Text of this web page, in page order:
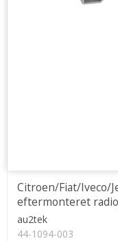
Citroen/Fiat/Iveco/
eftermonteret
au2tek
44-1094-003